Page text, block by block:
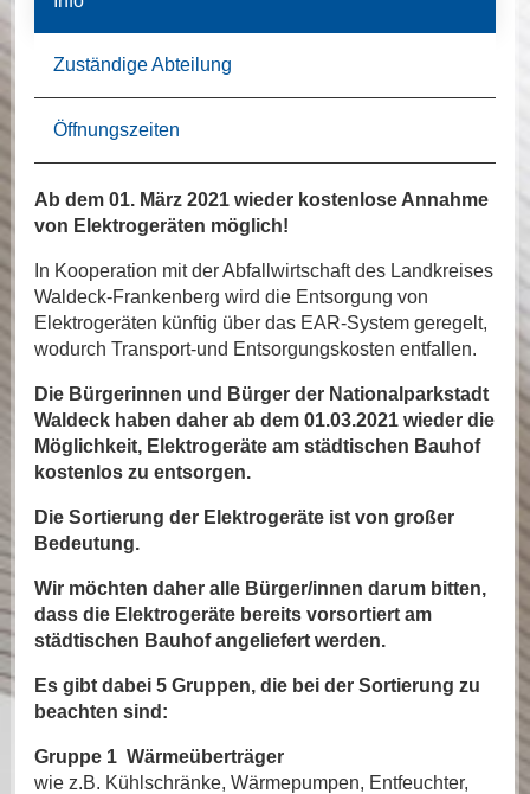
Zuständige Abteilung
Öffnungszeiten
Ab dem 01. März 2021 wieder kostenlose Annahme
von Elektrogeräten möglich!
In Kooperation mit der Abfallwirtschaft des Landkreises
Waldeck-Frankenberg wird die Entsorgung von
Elektrogeräten künftig über das EAR-System geregelt,
wodurch Transport-und Entsorgungskosten entfallen.
Die Bürgerinnen und Bürger der Nationalparkstadt
Waldeck haben daher ab dem 01.03.2021 wieder die
Möglichkeit, Elektrogeräte am städtischen Bauhof
kostenlos zu entsorgen.
Die Sortierung der Elektrogeräte ist von großer
Bedeutung.
Wir möchten daher alle Bürger/innen darum bitten,
dass die Elektrogeräte bereits vorsortiert am
städtischen Bauhof angeliefert werden.
Es gibt dabei 5 Gruppen, die bei der Sortierung zu
beachten sind:
Gruppe 1 Wärmeüberträger
wie z.B. Kühlschränke, Wärmepumpen, Entfeuchter,